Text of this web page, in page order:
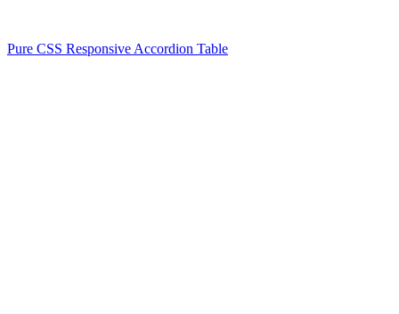
Pure CSS Responsive Accordion Table